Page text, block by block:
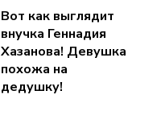
Вот как выглядит
внучка Геннадия
Хазанова! Девушка
похожа на
дедушку!